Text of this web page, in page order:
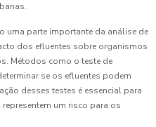
uma parte importante da análise de
dos efluentes sobre organismos
Métodos como o teste de
se os efluentes podem
desses testes é essencial para
um risco para os